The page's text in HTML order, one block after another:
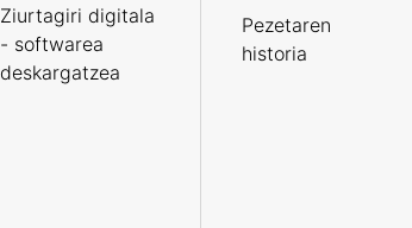
Ziurtagiri digitala
- softwarea
deskargatzea
Pezetaren
historia